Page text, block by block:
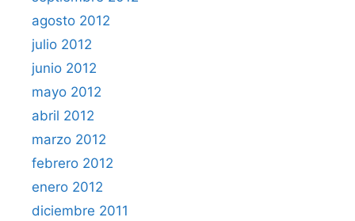
agosto 2012
julio 2012
junio 2012
mayo 2012
abril 2012
marzo 2012
febrero 2012
enero 2012
diciembre 2011